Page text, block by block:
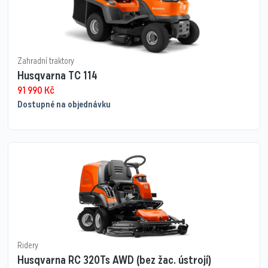
Zahradní traktory
Husqvarna TC 114
91 990 Kč
Dostupné na objednávku
Ridery
Husqvarna RC 320Ts AWD (bez žac. ústrojí)